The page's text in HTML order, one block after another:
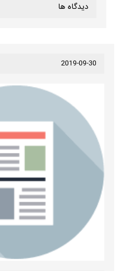
دیدگاه ها
2019-09-30